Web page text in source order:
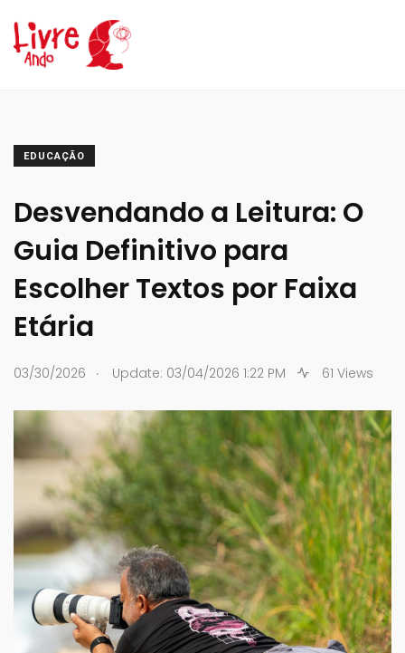
EDUCAÇÃO
Desvendando a Leitura: O
Guia Definitivo para
Escolher Textos por Faixa
Etária
03/30/2026 . Update: 03/04/2026 1:22 PM 61 Views